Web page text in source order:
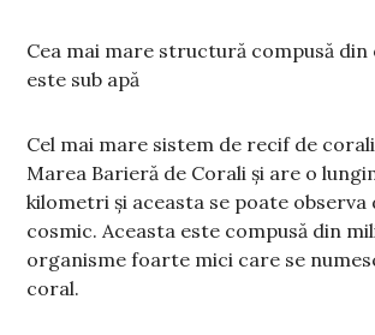
Cea mai mare structură compusă
este sub apă
Cel mai mare sistem de recif de
Marea Barieră de Corali și are o
kilometri și aceasta se poate observa
cosmic. Aceasta este compusă din
organisme foarte mici care se
coral.